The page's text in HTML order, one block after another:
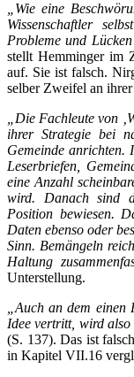
„Wie eine
Wissenschaftler
Probleme und
stellt Hemminger im
auf. Sie ist falsch.
selber Zweifel an ihrer
„Die Fachleute von
ihrer Strategie bei
Gemeinde anrichten.
Leserbriefen,
eine Anzahl
wird. Danach sind
Position bewiesen.
Daten ebenso oder
Sinn. Bemängeln
Haltung
Unterstellung.
„Auch an dem einen
Idee vertritt, wird also
(S. 137). Das ist
in Kapitel VII.16